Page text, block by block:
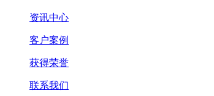
资讯中心
客户案例
获得荣誉
联系我们